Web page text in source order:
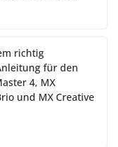
richtig
für den
4, MX
und MX Creative